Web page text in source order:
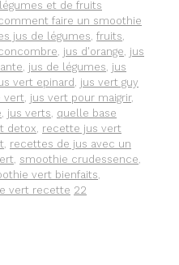
et de fruits
faire un smoothie
jus de légumes fruits
jus d'orange jus
jus de légumes jus
vert epinard jus vert guy
vert jus vert pour maigrir,
jus verts quelle base
detox
recette jus vert
recettes de jus avec un
smoothie crudessence
vert bienfaits
vert recette 22